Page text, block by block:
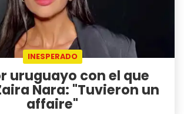
INESPERADO
uruguayo con el que
Nara: "Tuvieron un
affaire"